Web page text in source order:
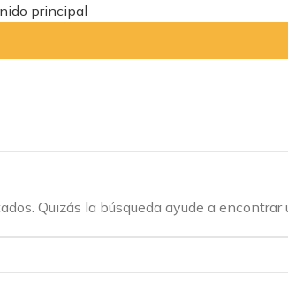
principal
Quizás la búsqueda ayude a